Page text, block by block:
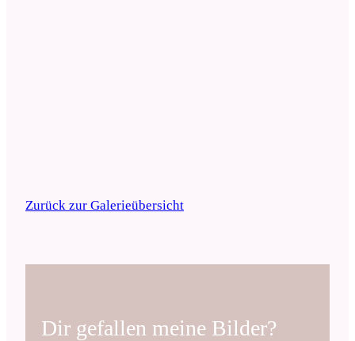
Zurück zur Galerieübersicht
Dir gefallen meine Bilder?